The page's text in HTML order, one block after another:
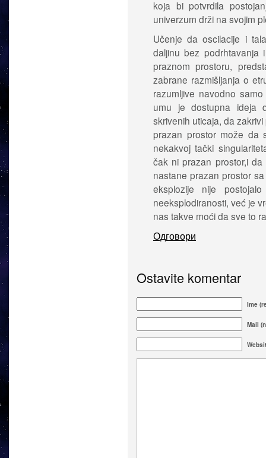
koja bi potvrdila
univerzum drži na svojim
Učenje da oscilacije i
daljinu bez podrhtavanja
praznom prostoru,
zabrane razmišljanja o
razumljive navodno
umu je dostupna ideja
skrivenih uticaja, da
prazan prostor može da
nekakvoj tački
čak ni prazan prostor,i
nastane prazan prostor
eksplozije nije
neeksplodiranosti, već je
nas takve moći da sve to
Одговори
Ostavite komentar
Ime
Mail